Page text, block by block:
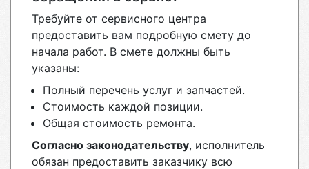
Требуйте от сервисного центра
предоставить вам подробную смету до
начала работ. В смете должны быть
указаны:
Полный перечень услуг и запчастей.
Стоимость каждой позиции.
Общая стоимость ремонта.
Согласно законодательству, исполнитель
обязан предоставить заказчику всю